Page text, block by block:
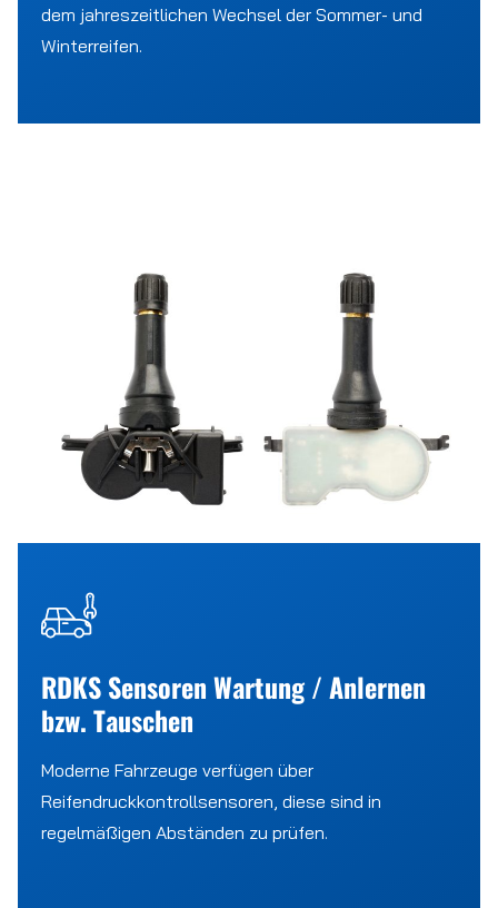
dem jahreszeitlichen Wechsel der Sommer- und
Winterreifen.
RDKS Sensoren Wartung / Anlernen
bzw. Tauschen
Moderne Fahrzeuge verfügen über
Reifendruckkontrollsensoren, diese sind in
regelmäßigen Abständen zu prüfen.